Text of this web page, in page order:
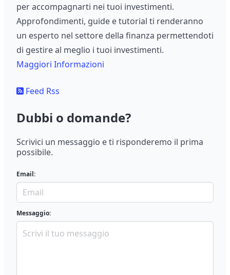
per accompagnarti nei tuoi investimenti.
Approfondimenti, guide e tutorial ti renderanno
un esperto nel settore della finanza permettendoti
di gestire al meglio i tuoi investimenti.
Maggiori Informazioni
Feed Rss
Dubbi o domande?
Scrivici un messaggio e ti risponderemo il prima
possibile.
Email:
Messaggio: